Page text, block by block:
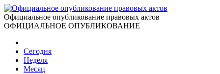
Официальное опубликование правовых актов
ОФИЦИАЛЬНОЕ ОПУБЛИКОВАНИЕ
Сегодня
Неделя
Месяц